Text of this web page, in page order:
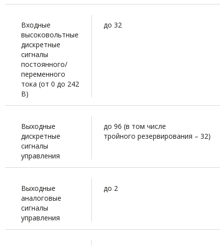
Входные
высоковольтные
дискретные
сигналы
постоянного/
переменного
тока (от 0 до 242
В)
до 32
Выходные
дискретные
сигналы
управления
до 96 (в том числе
тройного резервирования – 32)
Выходные
аналоговые
сигналы
управления
до 2